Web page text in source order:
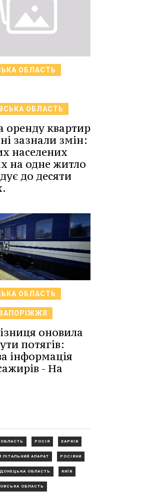
ОБЛАСТЬ
ОБЛАСТЬ
оренду квартир
зазнали змін:
населених
на одне житло
до десяти
ОБЛАСТЬ
оновила
потягів:
інформація
- На
ОБЛАСТЬ РОСІЯ ХАРКІВ
ЛІТАЛЬНИЙ АПАРАТ РОСІЯНИ
ДОНЕЦЬКА ОБЛАСТЬ КИЇВ
ОБЛАСТЬ